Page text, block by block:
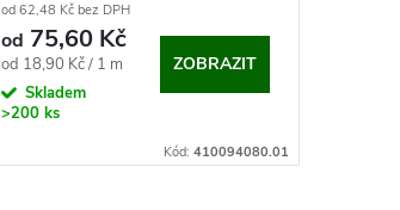
od 62,48 Kč bez DPH
od 75,60 Kč
Měrná
cena:
od 18,90 Kč / 1 m
Skladem
>200 ks
ZOBRAZIT
Kód: 410094080.01